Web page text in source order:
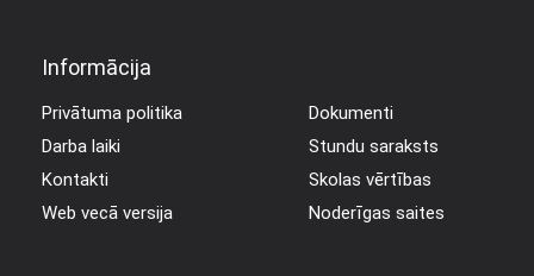
Informācija
Privātuma politika
Darba laiki
Kontakti
Web vecā versija
Dokumenti
Stundu saraksts
Skolas vērtības
Noderīgas saites